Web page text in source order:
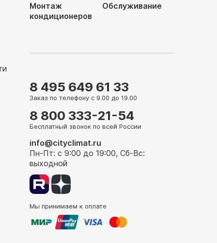
Монтаж
кондиционеров
Обслуживание
8 495 649 61 33
Заказ по телефону с 9.00 до 19.00
8 800 333-21-54
Бесплатный звонок по всей России
info@cityclimat.ru
Пн-Пт: с 9:00 до 19:00, Сб-Вс:
выходной
Мы принимаем к оплате